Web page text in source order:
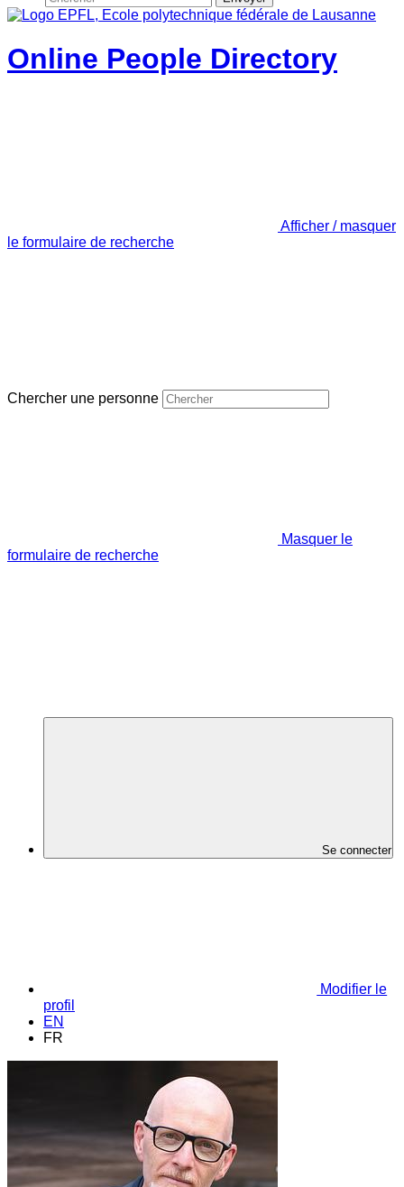
Online People Directory
Afficher / masquer
le formulaire de recherche
Chercher une personne
Masquer le
formulaire de recherche
Se connecter
Modifier le
profil
EN
FR